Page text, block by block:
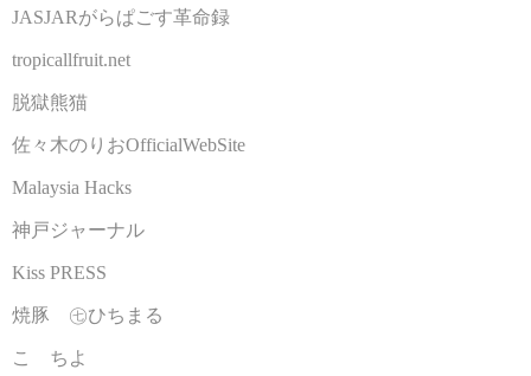
JASJARがらぱごす革命録
tropicallfruit.net
脱獄熊猫
佐々木のりおOfficialWebSite
Malaysia Hacks
神戸ジャーナル
Kiss PRESS
焼豚 ㊆ひちまる
こゝちよ